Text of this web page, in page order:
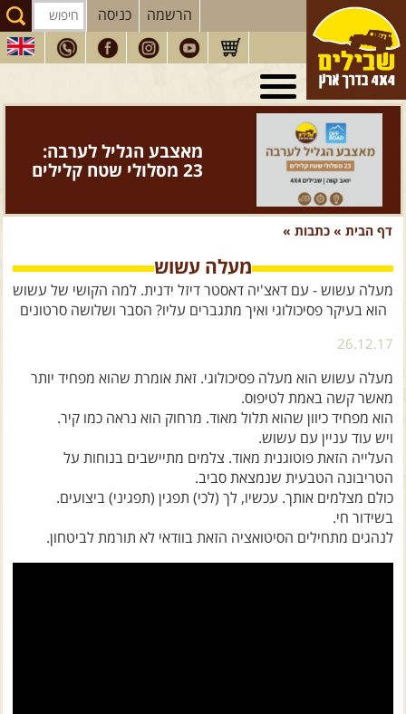
הרשמה כניסה
טיולי 4X4
בארץ
מסעות בעולם
טיוליםלרכב פנאי
הדרכותנהיגה
המדריכיםשלנו
חנותשבילים
הירשמו לניוזלטר שבילים
הבלוג של יואב קווה
פודקאסט ג'יפאות
צרו קשר עם שבילים
אודות יואב קווה והאתר שבילים
מאצבע הגליל לערבה:
23 מסלולי שטח קלילים
דף הבית » כתבות »
מעלה עשוש
מעלה עשוש - עם דאצ'יה דאסטר דיזל ידנית. למה הקושי של עשוש
הוא בעיקר פסיכולוגי ואיך מתגברים עליו? הסבר ושלושה סרטונים
26.12.17
מעלה עשוש הוא מעלה פסיכולוגי. זאת אומרת שהוא מפחיד יותר
מאשר קשה באמת לטיפוס.
הוא מפחיד כיוון שהוא תלול מאוד. מרחוק הוא נראה כמו קיר.
ויש עוד עניין עם עשוש.
העלייה הזאת פוטוגנית מאוד. צלמים מתיישבים בנוחות על
הטריבונה הטבעית שנמצאת סביב.
כולם מצלמים אותך. עכשיו, לך (לכי) תפגין (תפגיני) ביצועים.
בשידור חי.
לנהגים מתחילים הסיטואציה הזאת בוודאי לא תורמת לביטחון.